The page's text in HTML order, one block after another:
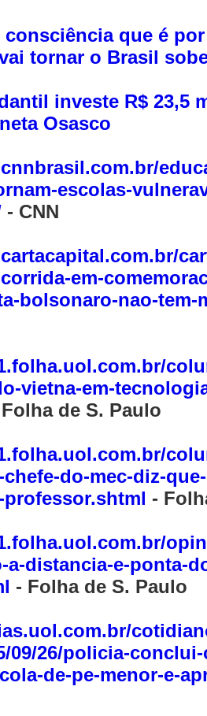
consciência que é
tornar o Brasil
investe R$ 23,5
Osasco
escolas-
- CNN
em-
bolsonaro-nao-tem-
vietna-em-
Folha de S. Paulo
do-mec-diz-
professor.shtml -
a-distancia-e-ponta-
- Folha de S. Paulo
09/26/policia-
de-pe-menor-e-